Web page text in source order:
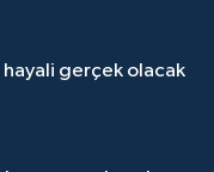
gerçek olacak